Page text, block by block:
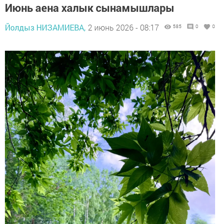
Июнь аена халык сынамышлары
Йолдыз НИЗАМИЕВА, 2 июнь 2026 - 08:17 585 0 0